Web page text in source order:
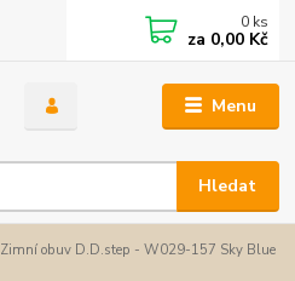
Menu
Hledat
0 ks
za 0,00 Kč
Zimní obuv D.D.step - W029-157 Sky Blue